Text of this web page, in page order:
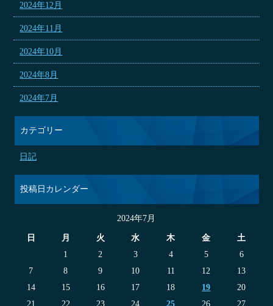
2024年12月
2024年11月
2024年10月
2024年8月
2024年7月
カテゴリー
日記
投稿日カレンダー
2024年7月
日 月 火 水 木 金
土
1
2 3 4 5
6
7
8 9 10 11 12
13
14
15 16 17 18 19
20
21
22 23 24 25 26 27